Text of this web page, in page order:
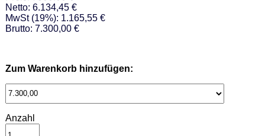
Netto: 6.134,45 €
MwSt (19%): 1.165,55 €
Brutto: 7.300,00 €
Zum Warenkorb hinzufügen:
Anzahl